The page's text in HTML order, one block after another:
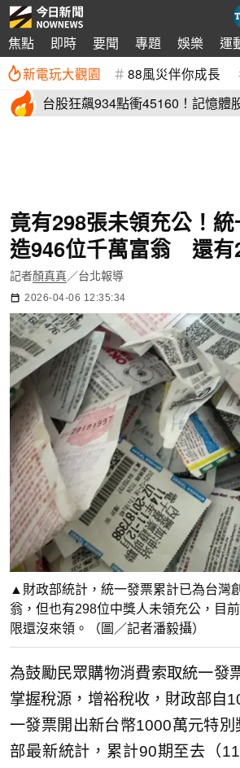
焦點 即時 要聞 專題 娛樂 運
新電玩大觀園 88風災伴你成長
台股狂飆934點衝45160！記憶
竟有298張未領充公！
造946位千萬富翁 還有
記者顏真真／台北報導
2026-04-06 12:35:34
▲財政部統計，統一發票累計已為台灣
翁，但也有298位中獎人未領充公，目
限還沒來領。（圖／記者潘毅攝）
為鼓勵民眾購物消費索取統一發
掌握稅源，增裕稅收，財政部自
一發票開出新台幣1000萬元特
部最新統計，累計90期至去（